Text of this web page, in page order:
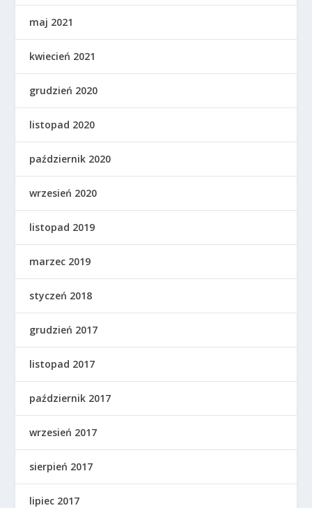
maj 2021
kwiecień 2021
grudzień 2020
listopad 2020
październik 2020
wrzesień 2020
listopad 2019
marzec 2019
styczeń 2018
grudzień 2017
listopad 2017
październik 2017
wrzesień 2017
sierpień 2017
lipiec 2017